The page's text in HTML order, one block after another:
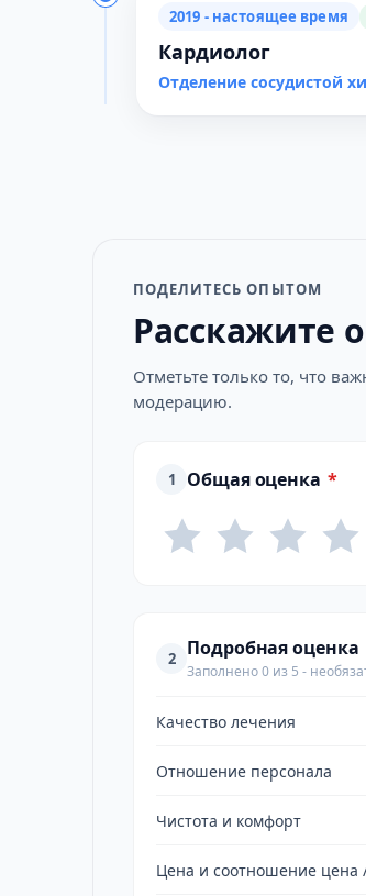
2019 - настоящее время
Кардиолог
Отделение сосудистой
ПОДЕЛИТЕСЬ ОПЫТОМ
Расскажите
Отметьте только то, что
модерацию.
1 Общая оценка *
2 Подробная оценка
Заполнено 0 из 5 -
Качество лечения
Отношение персонала
Чистота и комфорт
Цена и соотношение цена